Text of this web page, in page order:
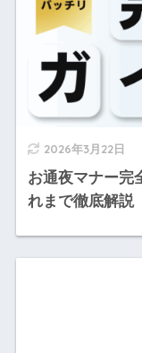
2026年3月22日
お通夜マナー完
れまで徹底解説